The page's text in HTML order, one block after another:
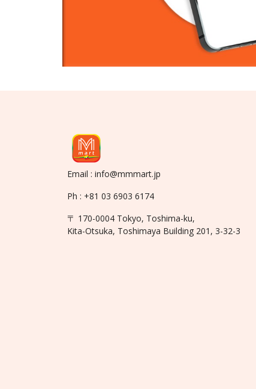
Email : info@mmmart.jp
Ph : +81 03 6903 6174
〒 170-0004 Tokyo, Toshima-ku,
Kita-Otsuka, Toshimaya Building 201, 3-32-3